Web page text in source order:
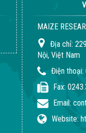
MAIZE
Địa chỉ:
Nội, Việt Nam
Điện thoại:
Fax:
Email:
Website: